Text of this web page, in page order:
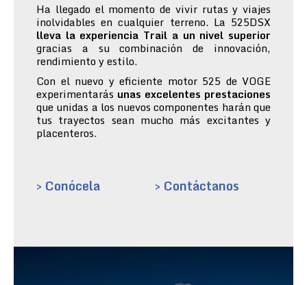
Ha llegado el momento de vivir rutas y viajes
inolvidables en cualquier terreno. La 525DSX
lleva la experiencia Trail a un nivel superior
gracias a su combinación de innovación,
rendimiento y estilo.
Con el nuevo y eficiente motor 525 de VOGE
experimentarás unas excelentes prestaciones
que unidas a los nuevos componentes harán que
tus trayectos sean mucho más excitantes y
placenteros.
> Conócela > Contáctanos